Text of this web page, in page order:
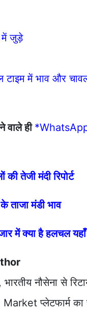
में जुड़े
टाइम में भाव और
वाले ही
तेजी मंदी रिपोर्ट
मंडी भाव
में क्या है हलचल
नौसेना से
प्लेटफार्म